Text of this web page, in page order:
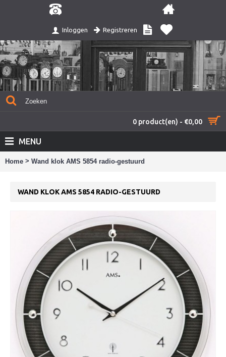
Inloggen Registreren
0 product(en) - €0,00
MENU
Home > Wand klok AMS 5854 radio-gestuurd
WAND KLOK AMS 5854 RADIO-GESTUURD